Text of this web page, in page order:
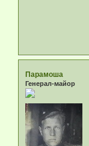
Парамоша
Генерал-майор